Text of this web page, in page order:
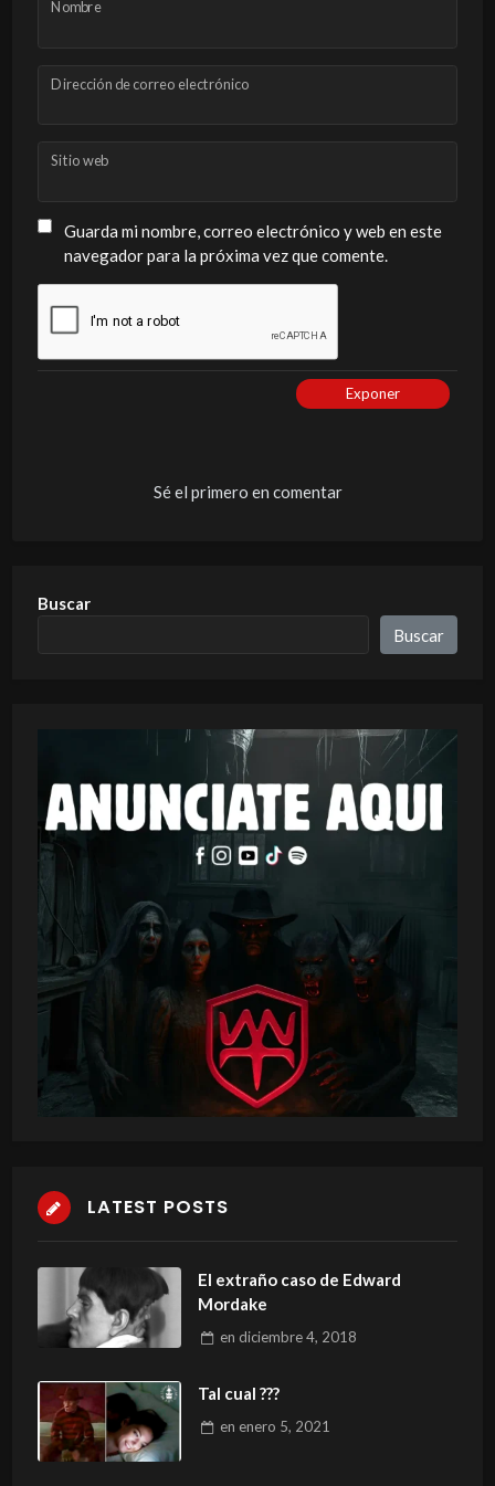
Nombre
Dirección de correo electrónico
Sitio web
Guarda mi nombre, correo electrónico y web en este
navegador para la próxima vez que comente.
Exponer
Sé el primero en comentar
Buscar
Buscar
LATEST POSTS
El extraño caso de Edward
Mordake
en diciembre 4, 2018
Tal cual ???
en enero 5, 2021